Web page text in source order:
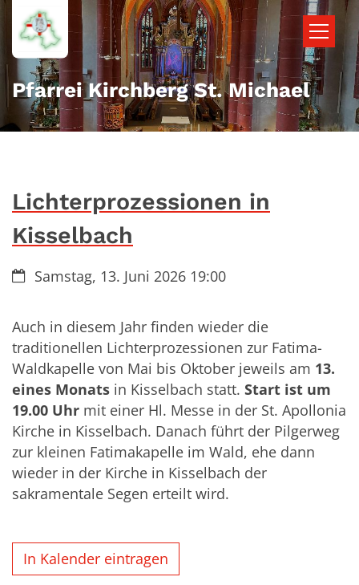
Zum Inhalt springen
Pfarrei Kirchberg St. Michael
Lichterprozessionen in
Kisselbach
Datum:Samstag, 13. Juni 2026 19:00
Auch in diesem Jahr finden wieder die
traditionellen Lichterprozessionen zur Fatima-
Waldkapelle von Mai bis Oktober jeweils am 13.
eines Monats in Kisselbach statt. Start ist um
19.00 Uhr mit einer Hl. Messe in der St. Apollonia
Kirche in Kisselbach. Danach führt der Pilgerweg
zur kleinen Fatimakapelle im Wald, ehe dann
wieder in der Kirche in Kisselbach der
sakramentale Segen erteilt wird.
In Kalender eintragen